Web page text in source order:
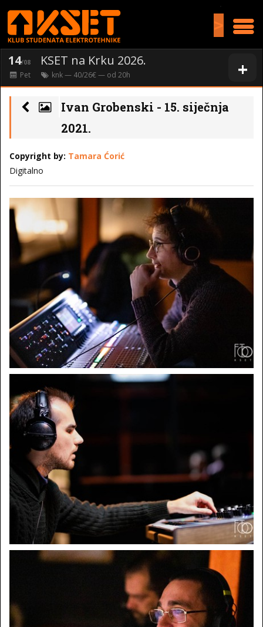
>
+
14/08 KSET na Krku 2026.
Pet knk— 40/26€ — od 20h
Ivan Grobenski - 15. siječnja
2021.
Copyright by: Tamara Ćorić
Digitalno